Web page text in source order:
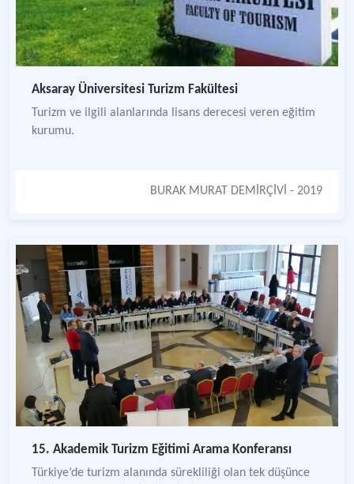
Aksaray Üniversitesi Turizm Fakültesi
Turizm ve ilgili alanlarında lisans derecesi veren eğitim
kurumu.
BURAK MURAT DEMİRÇİVİ - 2019
15. Akademik Turizm Eğitimi Arama Konferansı
Türkiye’de turizm alanında sürekliliği olan tek düşünce